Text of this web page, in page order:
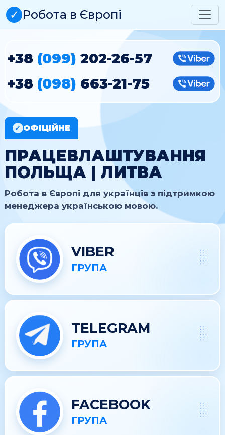
✓ Робота в Європі
+38 (099) 202-26-57
+38 (098) 663-21-75
✓ ОФІЦІЙНЕ
ПРАЦЕВЛАШТУВАННЯ
ПОЛЬЩА | ЛИТВА
Робота в Європі для українців з підтримкою
менеджера українською мовою.
VIBER
ГРУПА
TELEGRAM
ГРУПА
FACEBOOK
ГРУПА